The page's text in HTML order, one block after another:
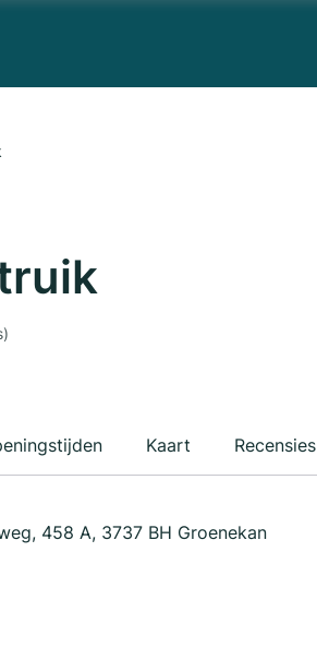
Kaart Recensies
458 A, 3737 BH Groenekan